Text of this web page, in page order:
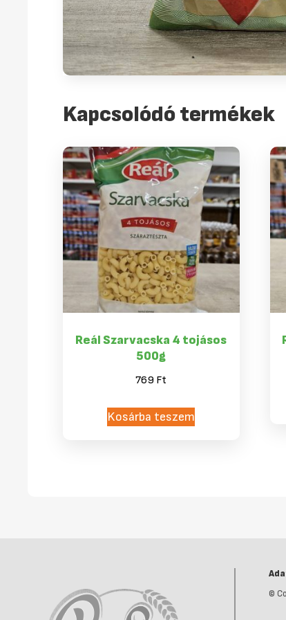
Kapcsolódó termékek
Reál Szarvacska 4 tojásos
500g
769 Ft
Kosárba teszem
©